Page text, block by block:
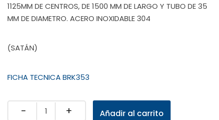
1125MM DE CENTROS, DE 1500 MM DE LARGO Y TUBO DE 35
MM DE DIAMETRO. ACERO INOXIDABLE 304
(SATÁN)
FICHA TECNICA BRK353
Quantity Añadir al carrito